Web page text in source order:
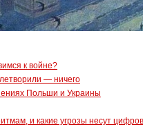
к войне?
— ничего
Польши и Украины
и какие угрозы несут